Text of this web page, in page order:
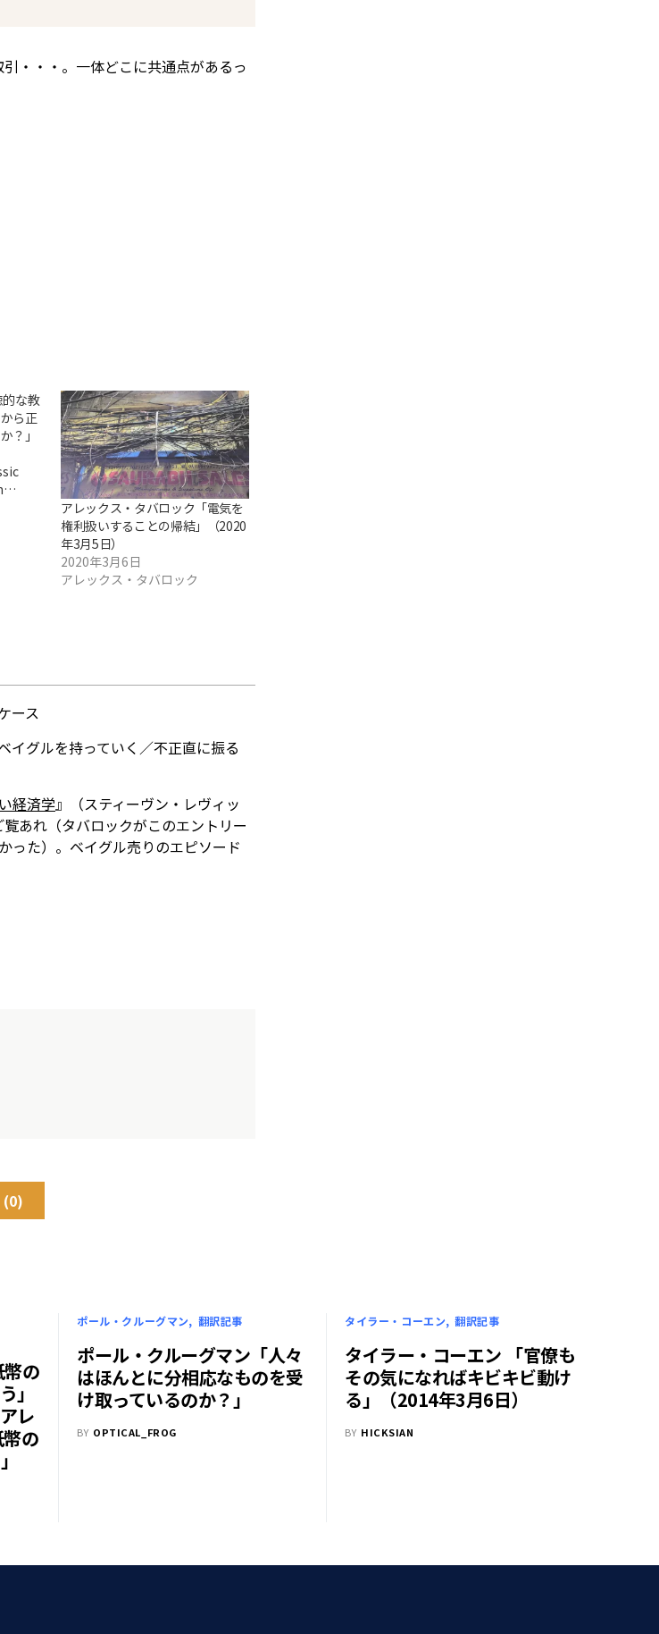
・・・。一体どこに共通点があるっ
な教
ら正
？」
アレックス・タバロック「電気を
権利扱いすることの帰結」（2020
年3月5日）
2020年3月6日
アレックス・タバロック
ース
イグルを持っていく／不正直に振る
経済学』（スティーヴン・レヴィッ
あれ（タバロックがこのエントリー
った）。ベイグル売りのエピソード
(0)
の
」
レ
の
ポール・クルーグマン 翻訳記事
ポール・クルーグマン「人々
はほんとに分相応なものを受
け取っているのか？」
BY OPTICAL_FROG
タイラー・コーエン 翻訳記事
タイラー・コーエン 「官僚も
その気になればキビキビ動け
る」（2014年3月6日）
BY HICKSIAN